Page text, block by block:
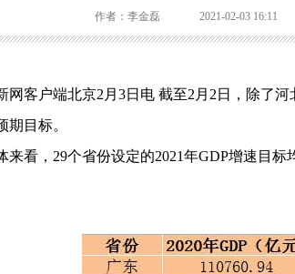
作者：李金磊 2021-02-03 16:11
网客户端北京2月3日电 截至2月2日，除了
期目标。
来看，29个省份设定的2021年GDP增速目